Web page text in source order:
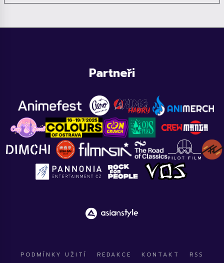
Partneři
PODMÍNKY UŽITÍ REDAKCE KONTAKT RSS